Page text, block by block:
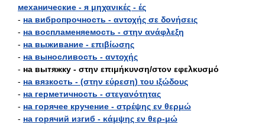
механические - я μηχανικές - ές
- на вибропрочность - αντοχής σε δονήσεις
- на воспламеняемость - στην ανάφλεξη
- на выживание - επιβίωσης
- на выносливость - αντοχής
- на вытяжку - στην επιμήκυνση/στον εφελκυσμό
- на вязкость - (στην εύρεση) του ιξώδους
- на герметичность - στεγανότητας
- на горячее кручение - στρέψης εν θερμώ
- на горячий изгиб - κάμψης εν θερ-μώ